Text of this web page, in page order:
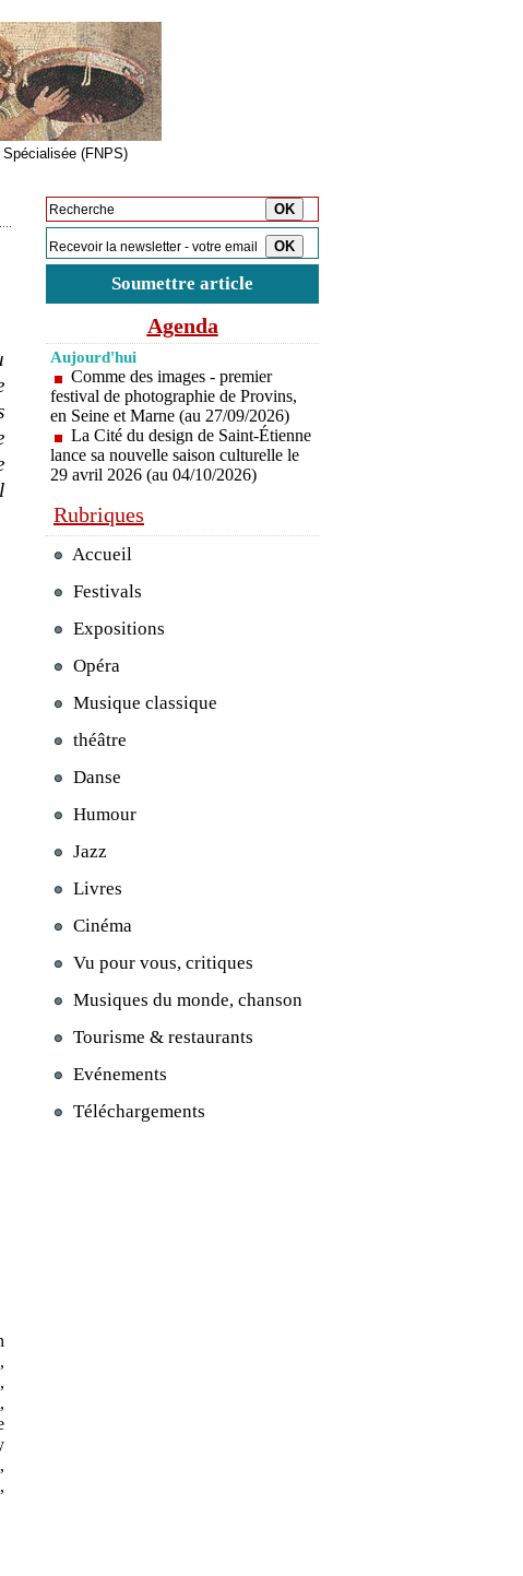
(FNPS)
Soumettre article
Agenda
Aujourd'hui
Comme des images - premier
festival de photographie de Provins,
en Seine et Marne (au 27/09/2026)
La Cité du design de Saint-Étienne
lance sa nouvelle saison culturelle le
29 avril 2026 (au 04/10/2026)
Rubriques
Accueil
Festivals
Expositions
Opéra
Musique classique
théâtre
Danse
Humour
Jazz
Livres
Cinéma
Vu pour vous, critiques
Musiques du monde, chanson
Tourisme & restaurants
Evénements
Téléchargements